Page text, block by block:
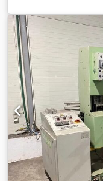
,
STB / FIMTEC SD